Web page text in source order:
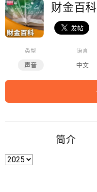
财金百科
类型
声音
语言
中文
简介